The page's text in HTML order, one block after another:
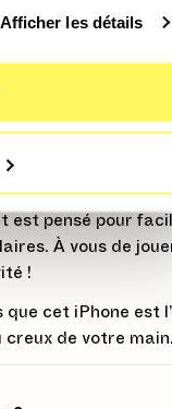
Afficher les détails
via le bouton
4K 120 i/s, la gestion
est pensé pour
À vous de
!
cet iPhone est
de votre